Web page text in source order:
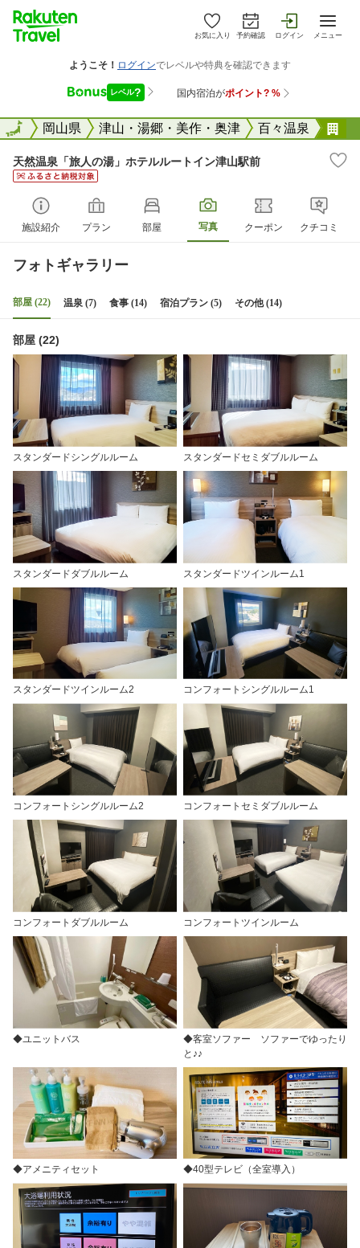
お気に入り 予約確認 ログイン メニュー
全国岡山県 津山・湯郷・美作・奥津 百々温泉
全国
天然温泉「旅人の湯」ホテルルートイン津山駅前
施設紹介 プラン 部屋 写真 クーポン クチコミ
フォトギャラリー
部屋 (22) 温泉 (7) 食事 (14) 宿泊プラン (5) その他 (14)
部屋 (22)
スタンダードシングルルーム スタンダードセミダブルルーム
スタンダードダブルルーム スタンダードツインルーム1
スタンダードツインルーム2 コンフォートシングルルーム1
コンフォートシングルルーム2 コンフォートセミダブルルーム
コンフォートダブルルーム コンフォートツインルーム
◆ユニットバス
◆客室ソファー ソファーでゆったり
と♪♪
◆アメニティセット ◆40型テレビ（全室導入）